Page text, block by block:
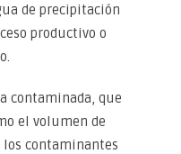
de precipitación
productivo o
contaminada, que
el volumen de
contaminantes